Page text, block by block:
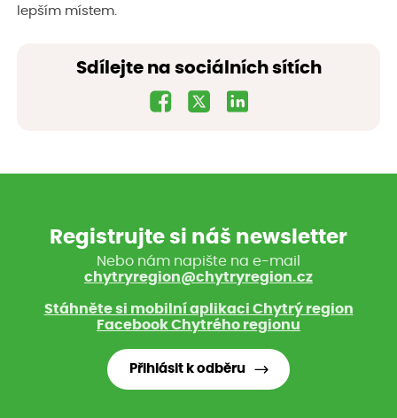
lepším místem.
Sdílejte na sociálních sítích
Registrujte si náš newsletter
Nebo nám napište na e-mail
chytryregion@chytryregion.cz
Stáhněte si mobilní aplikaci Chytrý region
Facebook Chytrého regionu
Přihlásit k odběru